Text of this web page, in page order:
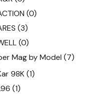
(0)
(3)
(0)
Mag by Model (7)
98K (1)
(1)